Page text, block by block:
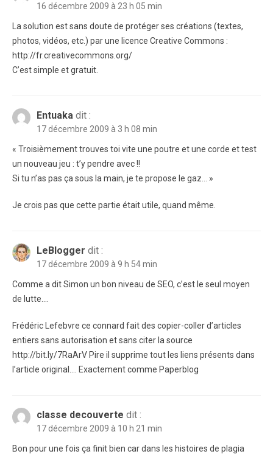
16 décembre 2009 à 23 h 05 min
La solution est sans doute de protéger ses créations (textes,
photos, vidéos, etc.) par une licence Creative Commons :
http://fr.creativecommons.org/
C’est simple et gratuit.
Entuaka dit :
17 décembre 2009 à 3 h 08 min
« Troisièmement trouves toi vite une poutre et une corde et test
un nouveau jeu : t’y pendre avec !!
Si tu n’as pas ça sous la main, je te propose le gaz… »
Je crois pas que cette partie était utile, quand même.
LeBlogger dit :
17 décembre 2009 à 9 h 54 min
Comme a dit Simon un bon niveau de SEO, c’est le seul moyen
de lutte….
Frédéric Lefebvre ce connard fait des copier-coller d’articles
entiers sans autorisation et sans citer la source
http://bit.ly/7RaArV Pire il supprime tout les liens présents dans
l’article original…. Exactement comme Paperblog
classe decouverte dit :
17 décembre 2009 à 10 h 21 min
Bon pour une fois ça finit bien car dans les histoires de plagia